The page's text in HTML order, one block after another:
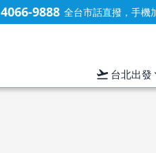
4066-9888 全台市話直撥，手機
flight_takeoff 台北出發